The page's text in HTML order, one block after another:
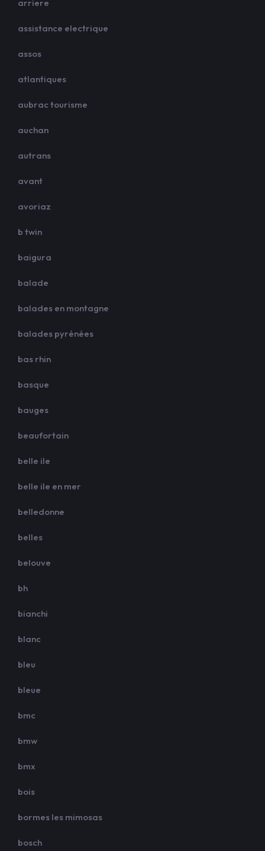
arriere
assistance electrique
assos
atlantiques
aubrac tourisme
auchan
autrans
avant
avoriaz
b twin
baigura
balade
balades en montagne
balades pyrénées
bas rhin
basque
bauges
beaufortain
belle ile
belle ile en mer
belledonne
belles
belouve
bh
bianchi
blanc
bleu
bleue
bmc
bmw
bmx
bois
bormes les mimosas
bosch